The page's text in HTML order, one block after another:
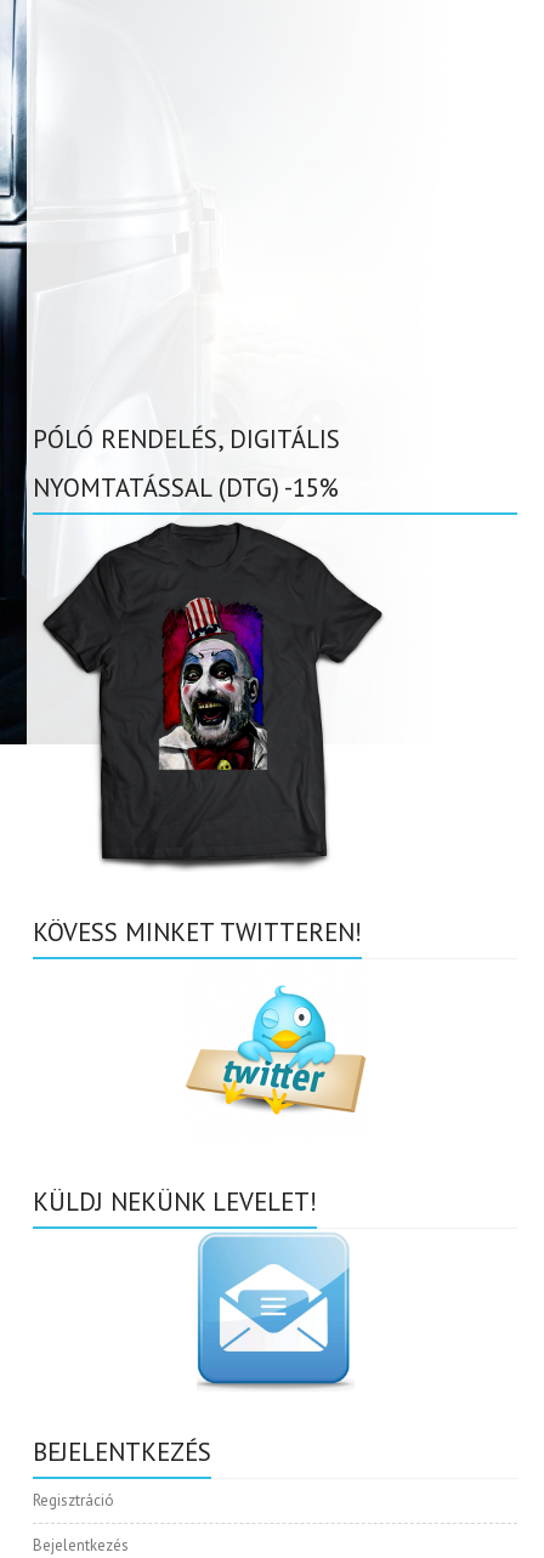
PÓLÓ RENDELÉS, DIGITÁLIS
NYOMTATÁSSAL (DTG) -15%
KÖVESS MINKET TWITTEREN!
KÜLDJ NEKÜNK LEVELET!
BEJELENTKEZÉS
Regisztráció
Bejelentkezés